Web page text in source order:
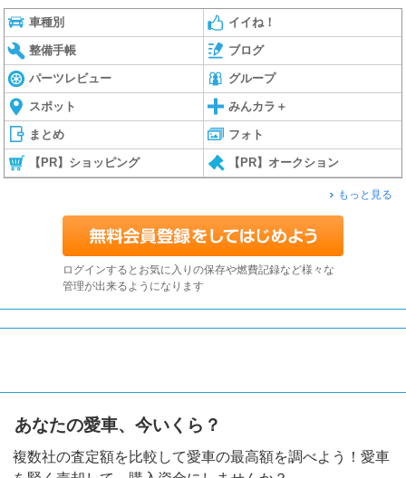
車種別 イイね！
整備手帳 ブログ
パーツレビュー グループ
スポット みんカラ＋
まとめ フォト
【PR】ショッピング 【PR】オークション
もっと見る
ログインするとお気に入りの保存や燃費記録など様々な
管理が出来るようになります
あなたの愛車、今いくら？
複数社の査定額を比較して愛車の最高額を調べよう！愛車